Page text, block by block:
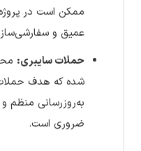
ممکن است در
عمیق و
حملات سایبری:
شده که هدف حملات
به‌روزرسانی منظم و
ضروری است.